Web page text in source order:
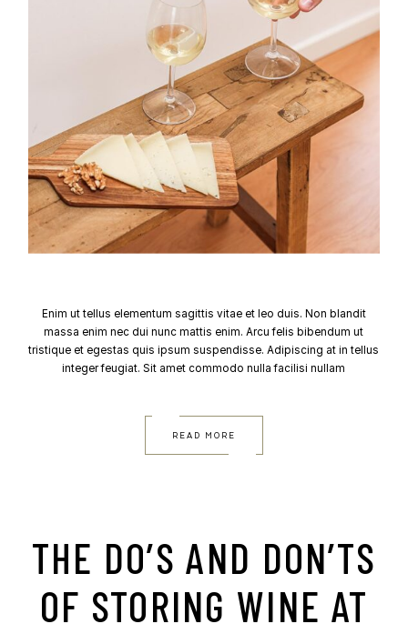
Enim ut tellus elementum sagittis vitae et leo duis. Non blandit
massa enim nec dui nunc mattis enim. Arcu felis bibendum ut
tristique et egestas quis ipsum suspendisse. Adipiscing at in tellus
integer feugiat. Sit amet commodo nulla facilisi nullam
READ MORE
THE DO’S AND DON’TS
OF STORING WINE AT